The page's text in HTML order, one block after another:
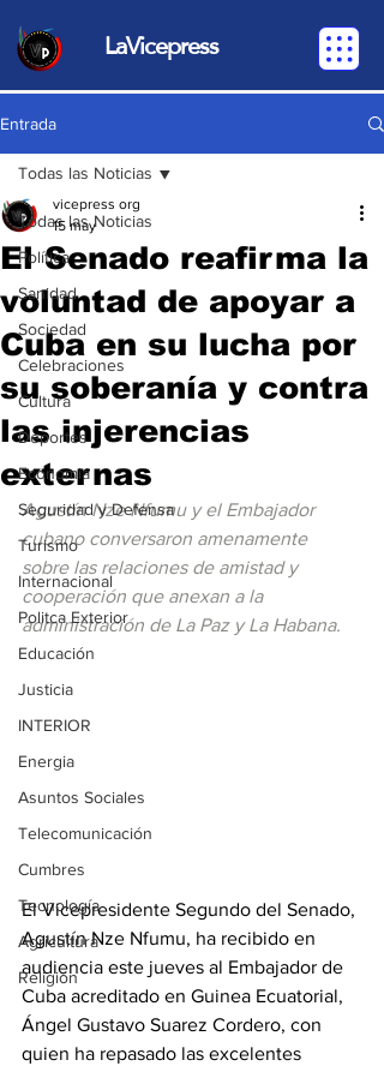
LaVicepress
Entrada
Todas las Noticias
Política
Sanidad
Sociedad
Celebraciones
Cultura
Deportes
Economia
Seguridad y Defensa
Turismo
Internacional
Politca Exterior
Educación
Justicia
INTERIOR
Energia
Asuntos Sociales
Telecomunicación
Cumbres
Tecnología
Agricultura
Religión
Todas las Noticias
El Senado reafirma la
voluntad de apoyar a
Cuba en su lucha por
su soberanía y contra
las injerencias
externas
vicepress org
15 may
Agustín Nze Nfumu y el Embajador
cubano conversaron amenamente
sobre las relaciones de amistad y
cooperación que anexan a la
administración de La Paz y La Habana.
El Vicepresidente Segundo del Senado,
Agustín Nze Nfumu, ha recibido en
audiencia este jueves al Embajador de
Cuba acreditado en Guinea Ecuatorial,
Ángel Gustavo Suarez Cordero, con
quien ha repasado las excelentes